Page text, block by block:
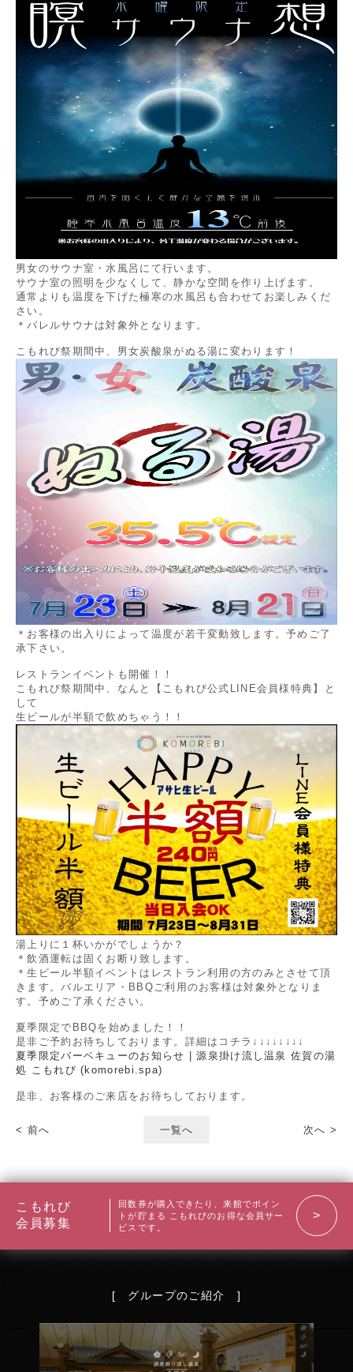
クーポン情報
こもれびについて
ご利用ガイド
サウナ
リラクゼーション
スタッフ募集中
お問い合わせ
男女のサウナ室・水風呂にて行います。
サウナ室の照明を少なくして、静かな空間を作り上げます。
通常よりも温度を下げた極寒の水風呂も合わせてお楽しみくだ
さい。
＊バレルサウナは対象外となります。
こもれび祭期間中、男女炭酸泉がぬる湯に変わります！
＊お客様の出入りによって温度が若干変動致します。予めご了
承下さい。
レストランイベントも開催！！
こもれび祭期間中、なんと【こもれび公式LINE会員様特典】と
して
生ビールが半額で飲めちゃう！！
湯上りに１杯いかがでしょうか？
＊飲酒運転は固くお断り致します。
＊生ビール半額イベントはレストラン利用の方のみとさせて頂
きます。バルエリア・BBQご利用のお客様は対象外となりま
す。予めご了承ください。
夏季限定でBBQを始めました！！
是非ご予約お待ちしております。詳細はコチラ↓↓↓↓↓↓↓↓
夏季限定バーベキューのお知らせ | 源泉掛け流し温泉 佐賀の湯
処 こもれび (komorebi.spa)
是非、お客様のご来店をお待ちしております。
< 前へ 一覧へ 次へ >
こもれび
会員募集
回数券が購入できたり、来館でポイン
トが貯まる
こもれびのお得な会員サー
ビスです。
[ グループのご紹介 ]